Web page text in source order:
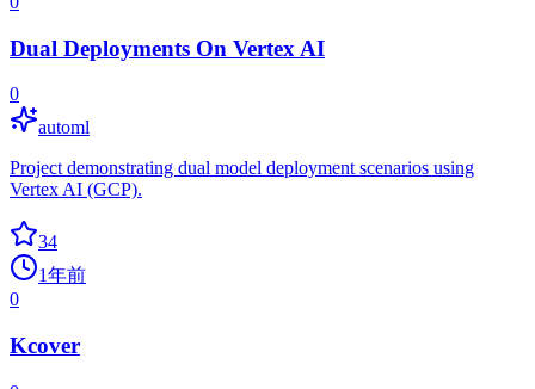
Dual Deployments On Vertex AI
0
automl
Project demonstrating dual model deployment scenarios using
Vertex AI (GCP).
34
1年前
0
Kcover